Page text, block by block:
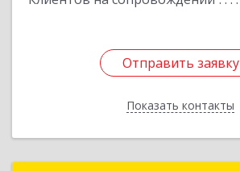
Отправить заявку
Показать контакты
Отправить заявку
Назад